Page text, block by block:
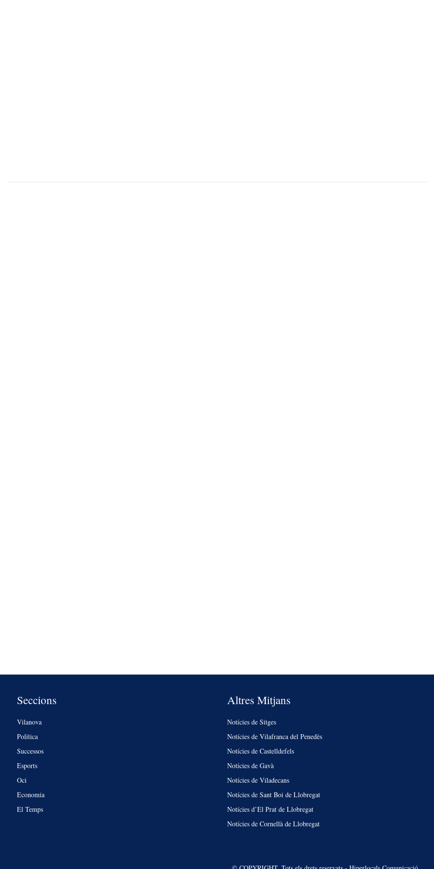
Seccions
Vilanova
Política
Successos
Esports
Oci
Economia
El Temps
Altres Mitjans
Notícies de Sitges
Notícies de Vilafranca del Penedès
Notícies de Castelldefels
Notícies de Gavà
Notícies de Viladecans
Notícies de Sant Boi de Llobregat
Notícies d’El Prat de Llobregat
Notícies de Cornellà de Llobregat